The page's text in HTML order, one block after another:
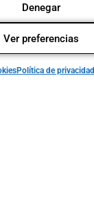
Denegar
Ver preferencias
Política de privacidad